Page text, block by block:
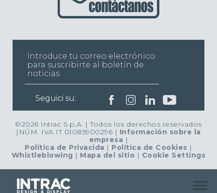
Seguici su:
©2026 Intrac S.p.A. | Todos los derechos reservados
|NÚM. IVA IT 01085900296 | Información sobre la
empresa |
Política de Privacida | Política de Cookies |
Whistleblowing | Mapa del sitio | Cookie Settings